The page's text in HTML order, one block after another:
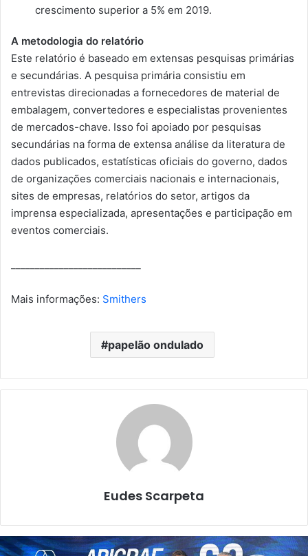
crescimento superior a 5% em 2019.
A metodologia do relatório
Este relatório é baseado em extensas pesquisas primárias
e secundárias. A pesquisa primária consistiu em
entrevistas direcionadas a fornecedores de material de
embalagem, convertedores e especialistas provenientes
de mercados-chave. Isso foi apoiado por pesquisas
secundárias na forma de extensa análise da literatura de
dados publicados, estatísticas oficiais do governo, dados
de organizações comerciais nacionais e internacionais,
sites de empresas, relatórios do setor, artigos da
imprensa especializada, apresentações e participação em
eventos comerciais.
Mais informações: Smithers
papelão ondulado
Eudes Scarpeta